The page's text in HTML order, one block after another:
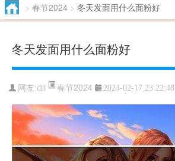
> 春节2024 > 冬天发面用什么面粉好
冬天发面用什么面粉好
网友:dtf 春节2024 2024-02-17 23:22:48